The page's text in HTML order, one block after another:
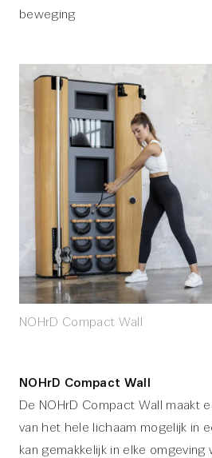
beweging
NOHrD Compact Wall
NOHrD Compact Wall
De NOHrD Compact Wall maakt
van het hele lichaam mogelijk in
kan gemakkelijk in elke